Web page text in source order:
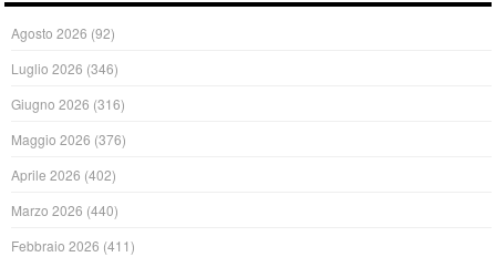
Agosto 2026 (92)
Luglio 2026 (346)
Giugno 2026 (316)
Maggio 2026 (376)
Aprile 2026 (402)
Marzo 2026 (440)
Febbraio 2026 (411)